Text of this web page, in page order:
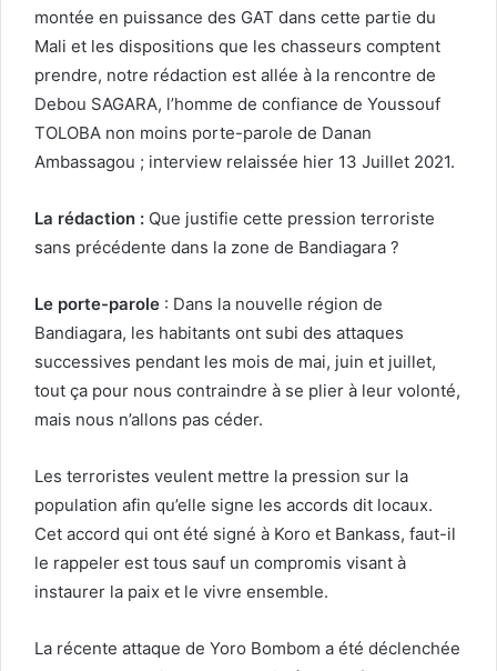
montée en puissance des GAT dans cette partie du
Mali et les dispositions que les chasseurs comptent
prendre, notre rédaction est allée à la rencontre de
Debou SAGARA, l’homme de confiance de Youssouf
TOLOBA non moins porte-parole de Danan
Ambassagou ; interview relaissée hier 13 Juillet 2021.
La rédaction : Que justifie cette pression terroriste
sans précédente dans la zone de Bandiagara ?
Le porte-parole : Dans la nouvelle région de
Bandiagara, les habitants ont subi des attaques
successives pendant les mois de mai, juin et juillet,
tout ça pour nous contraindre à se plier à leur volonté,
mais nous n’allons pas céder.
Les terroristes veulent mettre la pression sur la
population afin qu’elle signe les accords dit locaux.
Cet accord qui ont été signé à Koro et Bankass, faut-il
le rappeler est tous sauf un compromis visant à
instaurer la paix et le vivre ensemble.
La récente attaque de Yoro Bombom a été déclenchée